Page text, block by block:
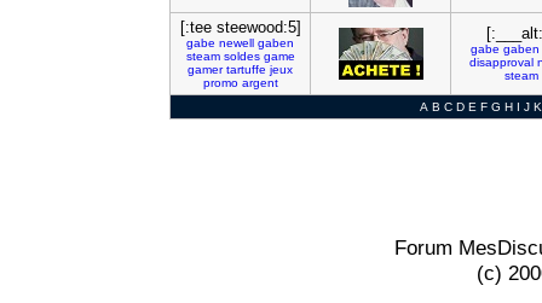
[:tee steewood:5]
gabe newell gaben
steam soldes game
gamer tartuffe jeux
promo argent
gabe gaben
disapproval
steam
A B C D E F G H I J K
Forum
(c)